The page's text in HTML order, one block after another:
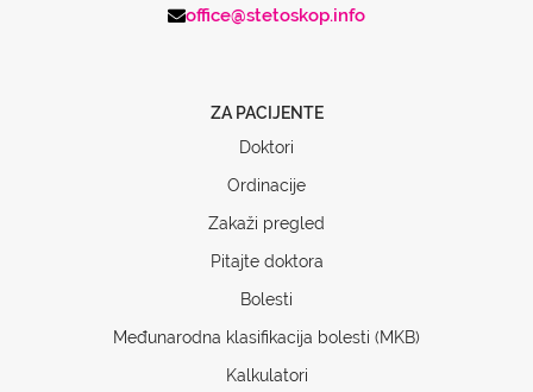
office@stetoskop.info
ZA PACIJENTE
Doktori
Ordinacije
Zakaži pregled
Pitajte doktora
Bolesti
Međunarodna klasifikacija bolesti (MKB)
Kalkulatori